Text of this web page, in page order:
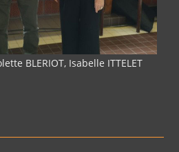
BLERIOT, Isabelle ITTELET